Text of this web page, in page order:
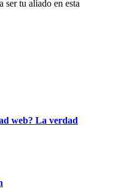
ser tu aliado en esta
web? La verdad